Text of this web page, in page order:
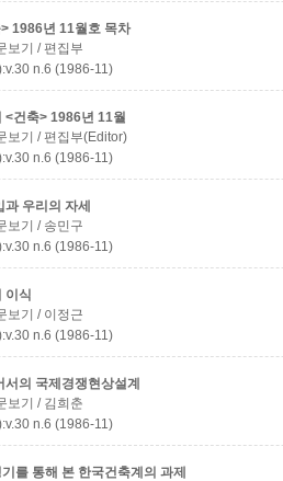
1986년 11월호 목차
보기 / 편집부
n.6 (1986-11)
<건축> 1986년 11월
보기 / 편집부(Editor)
n.6 (1986-11)
우리의 자세
보기 / 송민구
n.6 (1986-11)
이식
보기 / 이정근
n.6 (1986-11)
의 국제경쟁현상설계
보기 / 김희춘
n.6 (1986-11)
를 통해 본 한국건축계의 과제